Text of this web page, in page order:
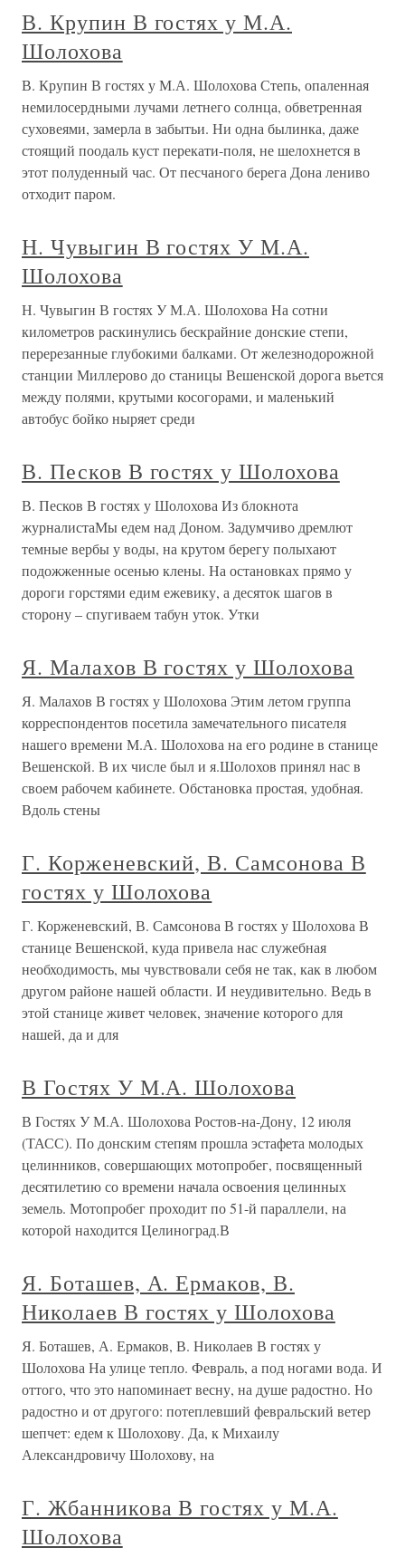
В. Крупин В гостях у М.А.
Шолохова
В. Крупин В гостях у М.А. Шолохова Степь, опаленная
немилосердными лучами летнего солнца, обветренная
суховеями, замерла в забытьи. Ни одна былинка, даже
стоящий поодаль куст перекати-поля, не шелохнется в
этот полуденный час. От песчаного берега Дона лениво
отходит паром.
Н. Чувыгин В гостях У М.А.
Шолохова
Н. Чувыгин В гостях У М.А. Шолохова На сотни
километров раскинулись бескрайние донские степи,
перерезанные глубокими балками. От железнодорожной
станции Миллерово до станицы Вешенской дорога вьется
между полями, крутыми косогорами, и маленький
автобус бойко ныряет среди
В. Песков В гостях у Шолохова
В. Песков В гостях у Шолохова Из блокнота
журналистаМы едем над Доном. Задумчиво дремлют
темные вербы у воды, на крутом берегу полыхают
подожженные осенью клены. На остановках прямо у
дороги горстями едим ежевику, а десяток шагов в
сторону – спугиваем табун уток. Утки
Я. Малахов В гостях у Шолохова
Я. Малахов В гостях у Шолохова Этим летом группа
корреспондентов посетила замечательного писателя
нашего времени М.А. Шолохова на его родине в станице
Вешенской. В их числе был и я.Шолохов принял нас в
своем рабочем кабинете. Обстановка простая, удобная.
Вдоль стены
Г. Корженевский, В. Самсонова В
гостях у Шолохова
Г. Корженевский, В. Самсонова В гостях у Шолохова В
станице Вешенской, куда привела нас служебная
необходимость, мы чувствовали себя не так, как в любом
другом районе нашей области. И неудивительно. Ведь в
этой станице живет человек, значение которого для
нашей, да и для
В Гостях У М.А. Шолохова
В Гостях У М.А. Шолохова Ростов-на-Дону, 12 июля
(ТАСС). По донским степям прошла эстафета молодых
целинников, совершающих мотопробег, посвященный
десятилетию со времени начала освоения целинных
земель. Мотопробег проходит по 51-й параллели, на
которой находится Целиноград.В
Я. Боташев, А. Ермаков, В.
Николаев В гостях у Шолохова
Я. Боташев, А. Ермаков, В. Николаев В гостях у
Шолохова На улице тепло. Февраль, а под ногами вода. И
оттого, что это напоминает весну, на душе радостно. Но
радостно и от другого: потеплевший февральский ветер
шепчет: едем к Шолохову. Да, к Михаилу
Александровичу Шолохову, на
Г. Жбанникова В гостях у М.А.
Шолохова